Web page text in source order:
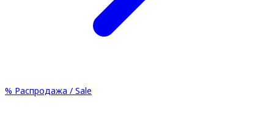
% Распродажа / Sale